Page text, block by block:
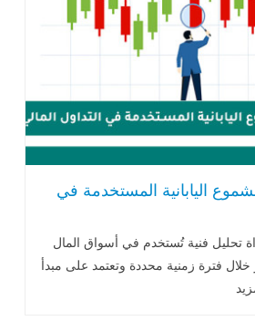
اليابانية المستخدمة في
تحليل فنية تُستخدم في أسواق المال
خلال فترة زمنية محددة وتعتمد على مبدأ